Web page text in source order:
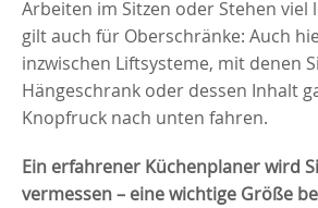
Arbeiten im Sitzen oder Stehen viel
gilt auch für Oberschränke: Auch
inzwischen Liftsysteme, mit denen
Hängeschrank oder dessen Inhalt
Knopfruck nach unten fahren.
Ein erfahrener Küchenplaner wird
vermessen – eine wichtige Größe